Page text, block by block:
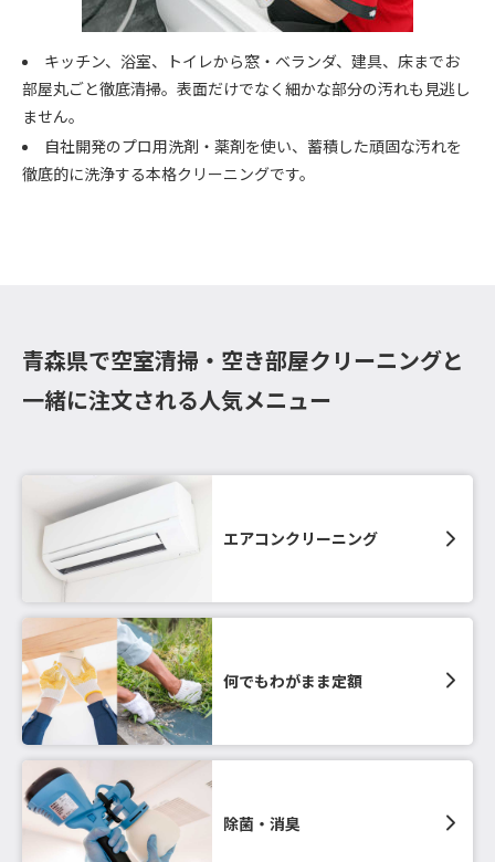
キッチン、浴室、トイレから窓・ベランダ、建具、床までお
部屋丸ごと徹底清掃。表面だけでなく細かな部分の汚れも見逃し
ません。
自社開発のプロ用洗剤・薬剤を使い、蓄積した頑固な汚れを
徹底的に洗浄する本格クリーニングです。
青森県で空室清掃・空き部屋クリーニングと
一緒に注文される人気メニュー
エアコンクリーニング
何でもわがまま定額
除菌・消臭